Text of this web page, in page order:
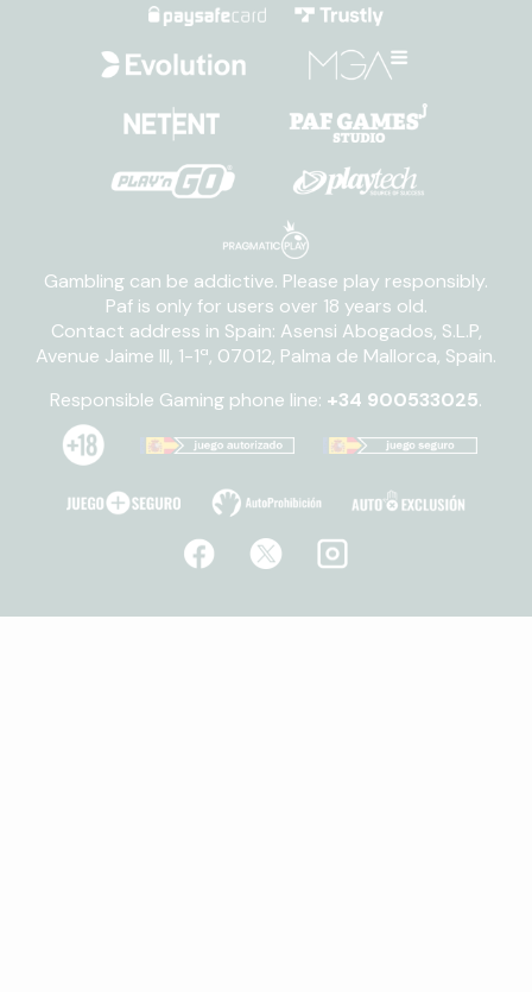
Gambling can be addictive. Please play responsibly.
Paf is only for users over 18 years old.
Contact address in Spain: Asensi Abogados, S.L.P,
Avenue Jaime III, 1-1ª, 07012, Palma de Mallorca, Spain.
Responsible Gaming phone line: +34 900533025.